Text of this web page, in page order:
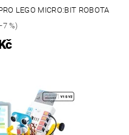
LEGO MICRO:BIT ROBOTA
%)